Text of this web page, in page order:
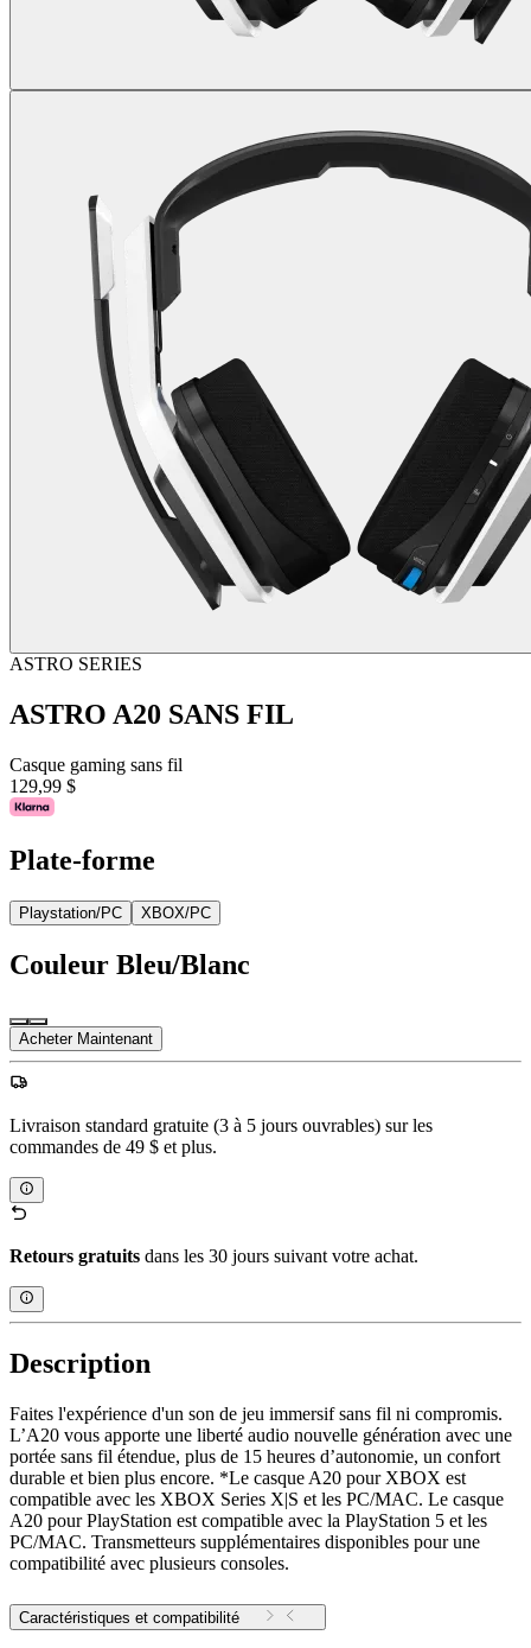
ASTRO SERIES
ASTRO A20 SANS FIL
Casque gaming sans fil
129,99 $
Plate-forme
Playstation/PC XBOX/PC
Couleur Bleu/Blanc
Acheter Maintenant
Livraison standard gratuite (3 à 5 jours ouvrables) sur les
commandes de 49 $ et plus.
Retours gratuits dans les 30 jours suivant votre achat.
Description
Faites l'expérience d'un son de jeu immersif sans fil ni compromis.
L’A20 vous apporte une liberté audio nouvelle génération avec une
portée sans fil étendue, plus de 15 heures d’autonomie, un confort
durable et bien plus encore. *Le casque A20 pour XBOX est
compatible avec les XBOX Series X|S et les PC/MAC. Le casque
A20 pour PlayStation est compatible avec la PlayStation 5 et les
PC/MAC. Transmetteurs supplémentaires disponibles pour une
compatibilité avec plusieurs consoles.
Caractéristiques et compatibilité